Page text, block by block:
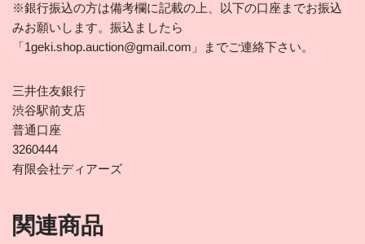
※銀行振込の方は備考欄に記載の上、以下の口座までお振込
みお願いします。振込ましたら
「1geki.shop.auction@gmail.com」までご連絡下さい。
三井住友銀行
渋谷駅前支店
普通口座
3260444
有限会社ディアーズ
関連商品